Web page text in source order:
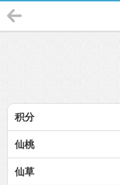
积分
仙桃
仙草